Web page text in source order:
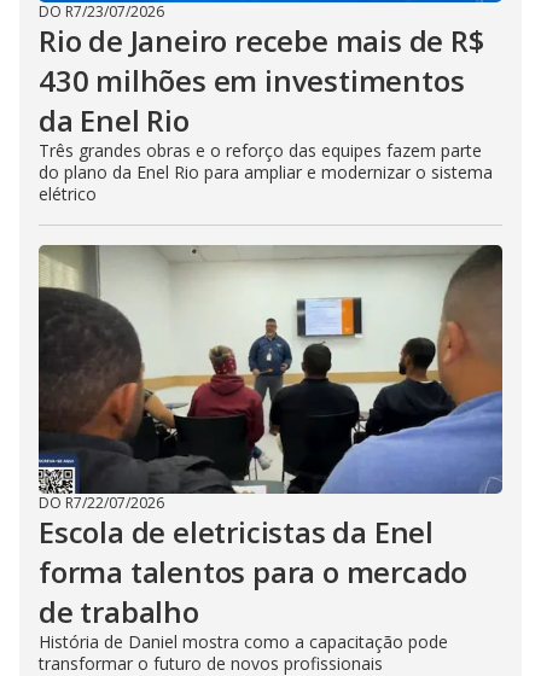
DO R7/23/07/2026
Rio de Janeiro recebe mais de R$
430 milhões em investimentos
da Enel Rio
Três grandes obras e o reforço das equipes fazem parte
do plano da Enel Rio para ampliar e modernizar o sistema
elétrico
DO R7/22/07/2026
Escola de eletricistas da Enel
forma talentos para o mercado
de trabalho
História de Daniel mostra como a capacitação pode
transformar o futuro de novos profissionais